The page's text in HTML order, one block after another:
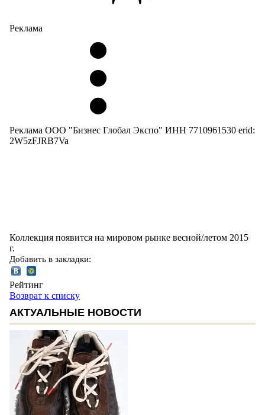
Реклама
Реклама ООО "Бизнес Глобал Экспо" ИНН 7710961530 erid:
2W5zFJRB7Va
Коллекция появится на мировом рынке весной/летом 2015
г.
Добавить в закладки:
Рейтинг
Возврат к списку
АКТУАЛЬНЫЕ НОВОСТИ